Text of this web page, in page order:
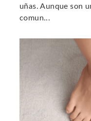
uñas. Aunque son
comun...